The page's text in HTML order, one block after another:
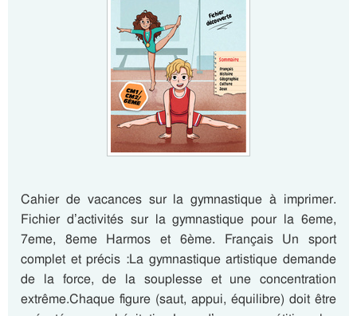
Cahier de vacances sur la gymnastique à imprimer.
Fichier d’activités sur la gymnastique pour la 6eme,
7eme, 8eme Harmos et 6ème. Français Un sport
complet et précis :La gymnastique artistique demande
de la force, de la souplesse et une concentration
extrême.Chaque figure (saut, appui, équilibre) doit être